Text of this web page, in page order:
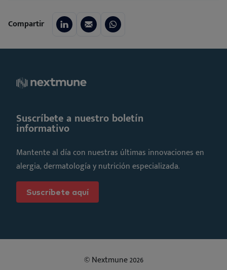
Compartir
Suscríbete a nuestro boletín
informativo
Mantente al día con nuestras últimas innovaciones en
alergia, dermatología y nutrición especializada.
Suscríbete aquí
© Nextmune 2026